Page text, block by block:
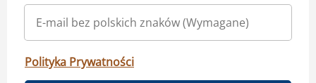
Polityka Prywatności